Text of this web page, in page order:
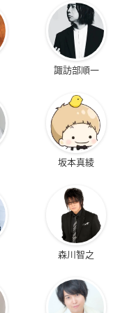
諏訪部順一
坂本真綾
森川智之